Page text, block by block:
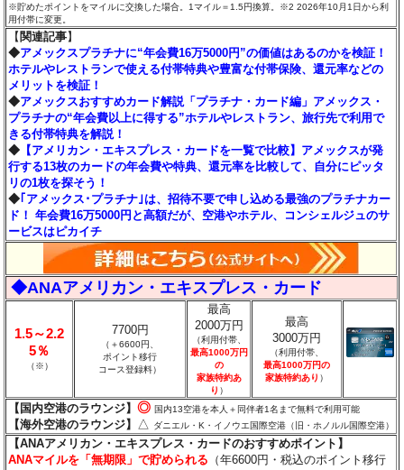
※貯めたポイントをマイルに交換した場合。1マイル＝1.5円換算。※2 2026年10月1日から利
用付帯に変更。
【関連記事】
◆アメックスプラチナに“年会費16万5000円”の価値はあるのかを検証！
ホテルやレストランで使える付帯特典や豊富な付帯保険、還元率などの
メリットを検証！
◆アメックスおすすめカード解説「プラチナ・カード編」アメックス・
プラチナの“年会費以上に得する”ホテルやレストラン、旅行先で利用で
きる付帯特典を解説！
◆ 【アメリカン・エキスプレス・カードを一覧で比較】アメックスが発
行する13枚のカードの年会費や特典、還元率を比較して、自分にピッタ
リの1枚を探そう！
◆ ｢アメックス･プラチナ｣は、招待不要で申し込める最強のプラチナカー
ド！ 年会費16万5000円と高額だが、空港やホテル、コンシェルジュのサ
ービスはピカイチ
◆ANAアメリカン・エキスプレス・カード
1.5～2.2
5％
（※）
7700円
（＋6600円、
ポイント移行
コース登録料）
最高
2000万円
（利用付帯、
最高1000万円
の
家族特約あ
り ）
最高
3000万円
（利用付帯、
最高1000万円の
家族特約あり ）
【国内空港のラウンジ】◎国内13空港を本人＋同伴者1名まで無料で利用可能
【海外空港のラウンジ】 △ ダニエル・K・イノウエ国際空港（旧・ホノルル国際空港）
【ANAアメリカン・エキスプレス・カードのおすすめポイント】
ANAマイルを「無期限」で貯められる （年6600円・税込のポイント移行